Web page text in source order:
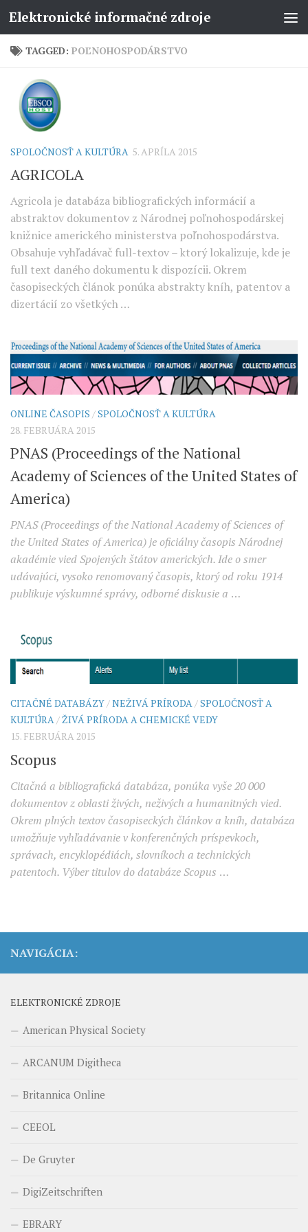
Elektronické informačné zdroje
TAGGED: POĽNOHOSPODÁRSTVO
SPOLOČNOSŤ A KULTÚRA 5. APRÍLA 2015
AGRICOLA
Agricola je databáza bibliografických informácií a
abstraktov dokumentov z Národnej poľnohospodárskej
knižnice amerického ministerstva poľnohospodárstva.
Obsahuje vyhľadávač full-textov – ktorý lokalizuje, kde je
full text daného dokumentu k dispozícii. Okrem
časopiseckých článok ponúka abstrakty kníh, patentov a
dizertácií zo všetkých …
ONLINE ČASOPIS /SPOLOČNOSŤ A KULTÚRA
28. FEBRUÁRA 2015
PNAS (Proceedings of the National
Academy of Sciences of the United States of
America)
PNAS (Proceedings of the National Academy of Sciences of
the United States of America) je oficiálny časopis Národnej
akadémie vied Spojených štátov amerických. Ide o smer
udávajúci, vysoko renomovaný časopis, ktorý od roku 1914
publikuje výskumné správy, odborné diskusie a …
CITAČNÉ DATABÁZY/NEŽIVÁ PRÍRODA/SPOLOČNOSŤ A
KULTÚRA/ŽIVÁ PRÍRODA A CHEMICKÉ VEDY
15. FEBRUÁRA 2015
Scopus
Citačná a bibliografická databáza, ponúka vyše 20 000
dokumentov z oblasti živých, neživých a humanitných vied.
Okrem plných textov časopiseckých článkov a kníh, databáza
umožňuje vyhľadávanie v konferenčných príspevkoch,
správach, encyklopédiách, slovníkoch a technických
patentoch. Výber titulov do databáze Scopus …
NAVIGÁCIA:
ELEKTRONICKÉ ZDROJE
American Physical Society
ARCANUM Digitheca
Britannica Online
CEEOL
De Gruyter
DigiZeitschriften
EBRARY